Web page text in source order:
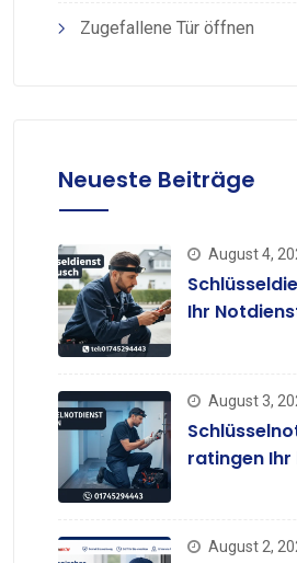
Zugefallene Tür öffnen
Neueste Beiträge
August 4,
Ihr
August 3,
ratingen Ihr
August 2,